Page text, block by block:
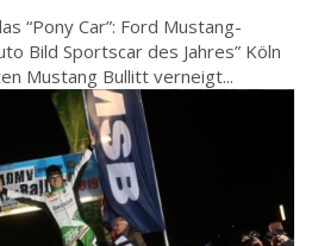
“Pony Car”: Ford Mustang-
Bild Sportscar des Jahres” Köln
Mustang Bullitt verneigt...